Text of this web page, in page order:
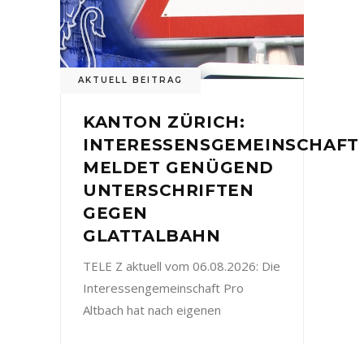
AKTUELL BEITRAG
KANTON ZÜRICH:
INTERESSENSGEMEINSCHAFT
MELDET GENÜGEND
UNTERSCHRIFTEN
GEGEN
GLATTALBAHN
TELE Z aktuell vom 06.08.2026: Die
Interessengemeinschaft Pro
Altbach hat nach eigenen